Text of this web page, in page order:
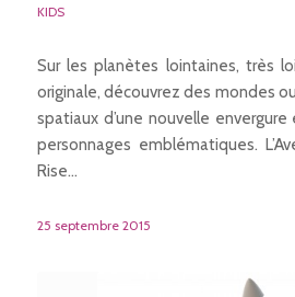
KIDS
Sur les planètes lointaines, très
originale, découvrez des mondes
spatiaux d’une nouvelle
personnages emblématiques.
Rise…
25 septembre 2015